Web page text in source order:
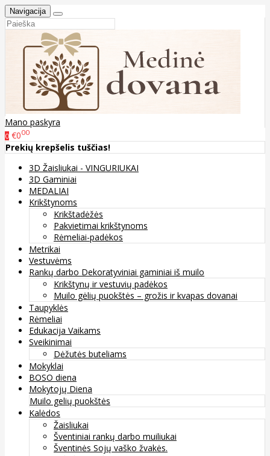
Navigacija
Mano paskyra
0 €000
Prekių krepšelis tuščias!
3D Žaisliukai - VINGURIUKAI
3D Gaminiai
MEDALIAI
Krikštynoms
Krikštadėžės
Pakvietimai krikštynoms
Rėmeliai-padėkos
Metrikai
Vestuvėms
Rankų darbo Dekoratyviniai gaminiai iš muilo
Krikštynų ir vestuvių padėkos
Muilo gėlių puokštės – grožis ir kvapas dovanai
Taupyklės
Rėmeliai
Edukacija Vaikams
Sveikinimai
Dėžutės buteliams
Mokyklai
BOSO diena
Mokytojų Diena
Muilo gelių puokštės
Kalėdos
Žaisliukai
Šventiniai rankų darbo muiliukai
Šventinės Sojų vaško žvakės.